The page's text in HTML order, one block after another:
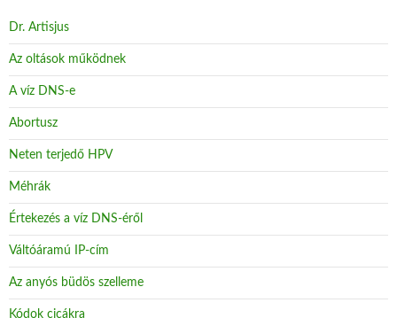
Dr. Artisjus
Az oltások működnek
A víz DNS-e
Abortusz
Neten terjedő HPV
Méhrák
Értekezés a víz DNS-éről
Váltóáramú IP-cím
Az anyós büdös szelleme
Kódok cicákra